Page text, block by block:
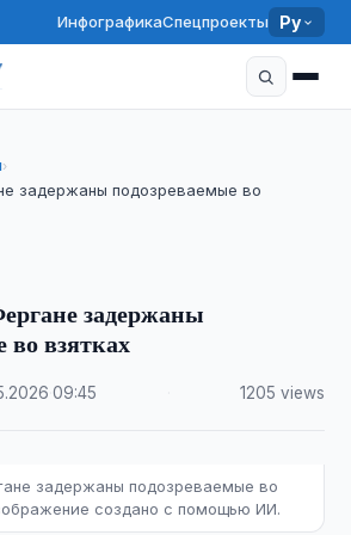
ИнфографикаСпецпроекты Ру
›
задержаны подозреваемые во
задержаны
во взятках
·09:45 1205 views
задержаны подозреваемые во
создано с помощью ИИ.